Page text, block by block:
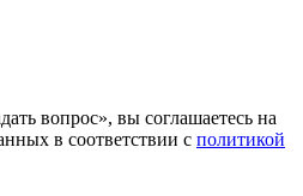
вопрос», вы соглашаетесь на
в соответствии с политикой